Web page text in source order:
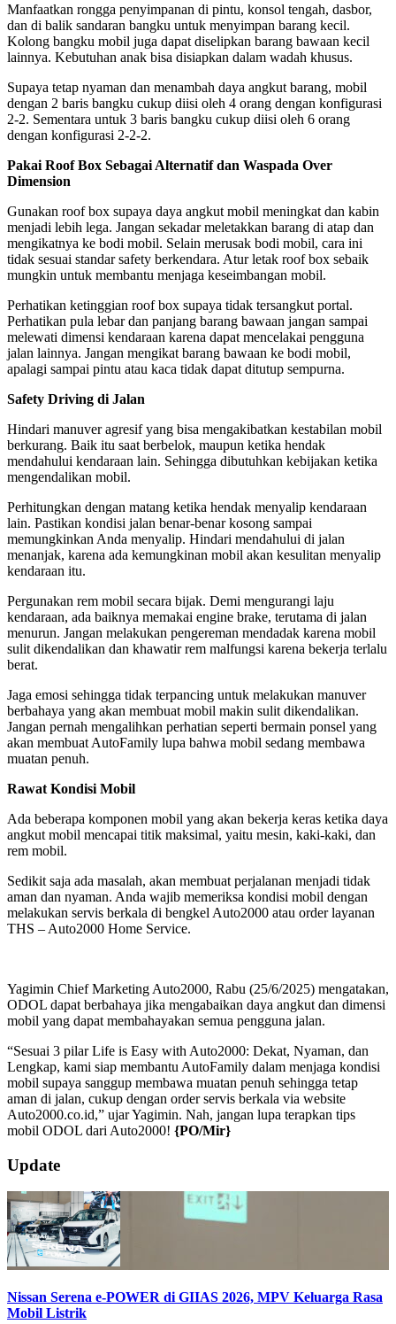
Manfaatkan rongga penyimpanan di pintu, konsol tengah, dasbor,
dan di balik sandaran bangku untuk menyimpan barang kecil.
Kolong bangku mobil juga dapat diselipkan barang bawaan kecil
lainnya. Kebutuhan anak bisa disiapkan dalam wadah khusus.
Supaya tetap nyaman dan menambah daya angkut barang, mobil
dengan 2 baris bangku cukup diisi oleh 4 orang dengan konfigurasi
2-2. Sementara untuk 3 baris bangku cukup diisi oleh 6 orang
dengan konfigurasi 2-2-2.
Pakai Roof Box Sebagai Alternatif dan Waspada Over
Dimension
Gunakan roof box supaya daya angkut mobil meningkat dan kabin
menjadi lebih lega. Jangan sekadar meletakkan barang di atap dan
mengikatnya ke bodi mobil. Selain merusak bodi mobil, cara ini
tidak sesuai standar safety berkendara. Atur letak roof box sebaik
mungkin untuk membantu menjaga keseimbangan mobil.
Perhatikan ketinggian roof box supaya tidak tersangkut portal.
Perhatikan pula lebar dan panjang barang bawaan jangan sampai
melewati dimensi kendaraan karena dapat mencelakai pengguna
jalan lainnya. Jangan mengikat barang bawaan ke bodi mobil,
apalagi sampai pintu atau kaca tidak dapat ditutup sempurna.
Safety Driving di Jalan
Hindari manuver agresif yang bisa mengakibatkan kestabilan mobil
berkurang. Baik itu saat berbelok, maupun ketika hendak
mendahului kendaraan lain. Sehingga dibutuhkan kebijakan ketika
mengendalikan mobil.
Perhitungkan dengan matang ketika hendak menyalip kendaraan
lain. Pastikan kondisi jalan benar-benar kosong sampai
memungkinkan Anda menyalip. Hindari mendahului di jalan
menanjak, karena ada kemungkinan mobil akan kesulitan menyalip
kendaraan itu.
Pergunakan rem mobil secara bijak. Demi mengurangi laju
kendaraan, ada baiknya memakai engine brake, terutama di jalan
menurun. Jangan melakukan pengereman mendadak karena mobil
sulit dikendalikan dan khawatir rem malfungsi karena bekerja terlalu
berat.
Jaga emosi sehingga tidak terpancing untuk melakukan manuver
berbahaya yang akan membuat mobil makin sulit dikendalikan.
Jangan pernah mengalihkan perhatian seperti bermain ponsel yang
akan membuat AutoFamily lupa bahwa mobil sedang membawa
muatan penuh.
Rawat Kondisi Mobil
Ada beberapa komponen mobil yang akan bekerja keras ketika daya
angkut mobil mencapai titik maksimal, yaitu mesin, kaki-kaki, dan
rem mobil.
Sedikit saja ada masalah, akan membuat perjalanan menjadi tidak
aman dan nyaman. Anda wajib memeriksa kondisi mobil dengan
melakukan servis berkala di bengkel Auto2000 atau order layanan
THS – Auto2000 Home Service.
Yagimin Chief Marketing Auto2000, Rabu (25/6/2025) mengatakan,
ODOL dapat berbahaya jika mengabaikan daya angkut dan dimensi
mobil yang dapat membahayakan semua pengguna jalan.
“Sesuai 3 pilar Life is Easy with Auto2000: Dekat, Nyaman, dan
Lengkap, kami siap membantu AutoFamily dalam menjaga kondisi
mobil supaya sanggup membawa muatan penuh sehingga tetap
aman di jalan, cukup dengan order servis berkala via website
Auto2000.co.id,” ujar Yagimin. Nah, jangan lupa terapkan tips
mobil ODOL dari Auto2000! {PO/Mir}
2025-
06-
25
Update
Nissan Serena e-POWER di GIIAS 2026, MPV Keluarga Rasa
Mobil Listrik